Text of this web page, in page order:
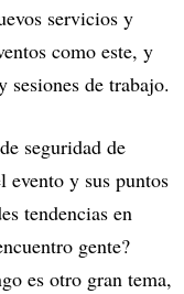
servicios y
como este, y
de trabajo.
seguridad de
y sus puntos
tendencias en
gente?
es otro gran tema,